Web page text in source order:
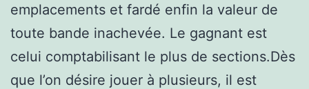
emplacements et fardé enfin la valeur de
toute bande inachevée. Le gagnant est
celui comptabilisant le plus de sections.Dès
que l’on désire jouer à plusieurs, il est